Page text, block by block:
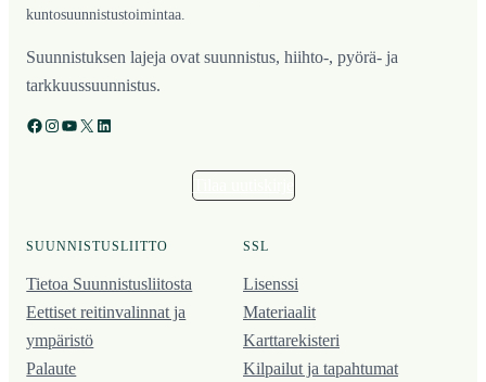
kuntosuunnistustoimintaa.
Suunnistuksen lajeja ovat suunnistus, hiihto-, pyörä- ja
tarkkuussuunnistus.
Facebook Instagram YouTube X LinkedIn
SUUNNISTUSLIITTO
Tietoa Suunnistusliitosta
Eettiset reitinvalinnat ja
ympäristö
Palaute
SSL
Lisenssi
Materiaalit
Karttarekisteri
Kilpailut ja tapahtumat